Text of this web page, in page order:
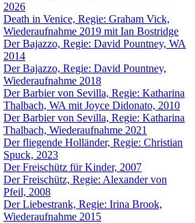
2026
Death in Venice, Regie: Graham Vick,
Wiederaufnahme 2019 mit Ian Bostridge
Der Bajazzo, Regie: David Pountney, WA
2014
Der Bajazzo, Regie: David Pountney,
Wiederaufnahme 2018
Der Barbier von Sevilla, Regie: Katharina
Thalbach, WA mit Joyce Didonato, 2010
Der Barbier von Sevilla, Regie: Katharina
Thalbach, Wiederaufnahme 2021
Der fliegende Holländer, Regie: Christian
Spuck, 2023
Der Freischütz für Kinder, 2007
Der Freischütz, Regie: Alexander von
Pfeil, 2008
Der Liebestrank, Regie: Irina Brook,
Wiederaufnahme 2015